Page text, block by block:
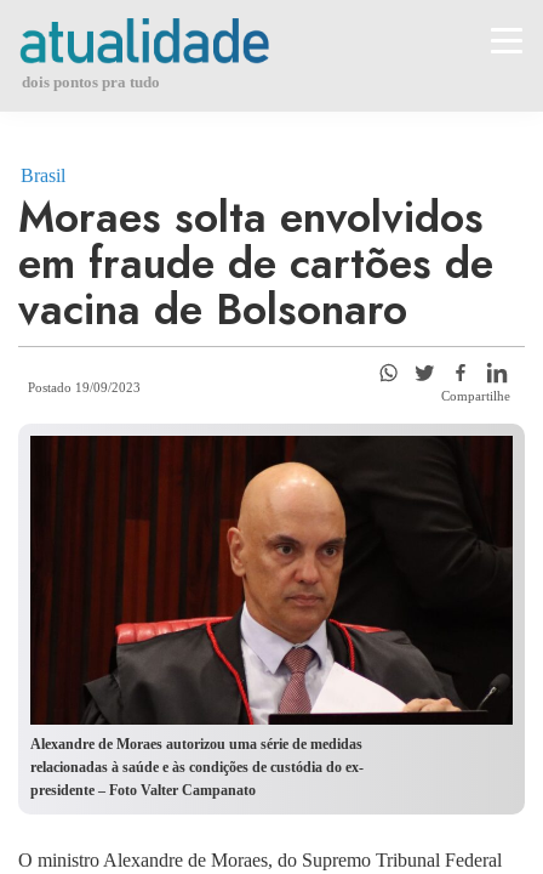
contentdois pontos pra tudo
Brasil
Moraes solta envolvidos
em fraude de cartões de
vacina de Bolsonaro
Postado 19/09/2023
Compartilhe
Alexandre de Moraes autorizou uma série de medidas
relacionadas à saúde e às condições de custódia do ex-
presidente – Foto Valter Campanato
O ministro Alexandre de Moraes, do Supremo Tribunal Federal